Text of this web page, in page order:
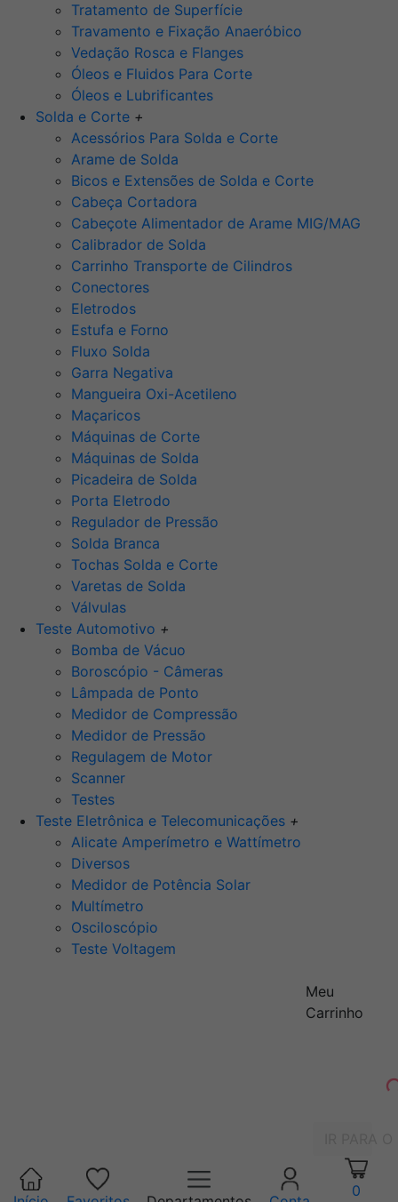
Tratamento de Superfície
Travamento e Fixação Anaeróbico
Vedação Rosca e Flanges
Óleos e Fluidos Para Corte
Óleos e Lubrificantes
Solda e Corte +
Acessórios Para Solda e Corte
Arame de Solda
Bicos e Extensões de Solda e Corte
Cabeça Cortadora
Cabeçote Alimentador de Arame MIG/MAG
Calibrador de Solda
Carrinho Transporte de Cilindros
Conectores
Eletrodos
Estufa e Forno
Fluxo Solda
Garra Negativa
Mangueira Oxi-Acetileno
Maçaricos
Máquinas de Corte
Máquinas de Solda
Picadeira de Solda
Porta Eletrodo
Regulador de Pressão
Solda Branca
Tochas Solda e Corte
Varetas de Solda
Válvulas
Teste Automotivo +
Bomba de Vácuo
Boroscópio - Câmeras
Lâmpada de Ponto
Medidor de Compressão
Medidor de Pressão
Regulagem de Motor
Scanner
Testes
Teste Eletrônica e Telecomunicações +
Alicate Amperímetro e Wattímetro
Diversos
Medidor de Potência Solar
Multímetro
Osciloscópio
Teste Voltagem
Meu
Carrinho
0